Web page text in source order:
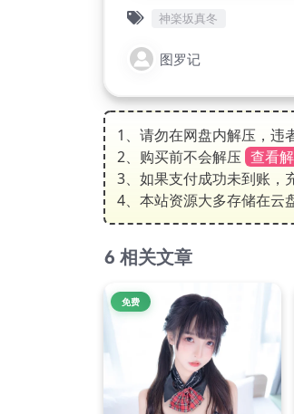
神楽坂真冬
图罗记
1、请勿在网盘内解压，违
2、购买前不会解压 查看
3、如果支付成功未到账，
4、本站资源大多存储在云
相关文章
免费